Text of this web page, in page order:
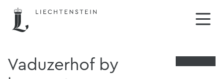
Vaduzerhof by